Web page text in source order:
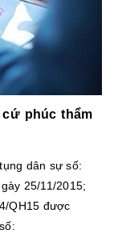
phúc thẩm
dân sự số:
25/11/2015;
QH15 được